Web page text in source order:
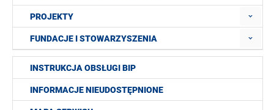
PROJEKTY
FUNDACJE I STOWARZYSZENIA
INSTRUKCJA OBSŁUGI BIP
INFORMACJE NIEUDOSTĘPNIONE